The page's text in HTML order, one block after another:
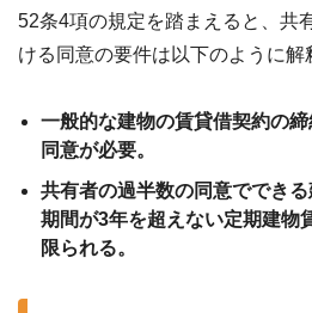
52条4項の規定を踏まえると、共
ける同意の要件は以下のように解
一般的な建物の賃貸借契約の
同意が必要。
共有者の過半数の同意でできる
期間が3年を超えない定期建物
限られる。